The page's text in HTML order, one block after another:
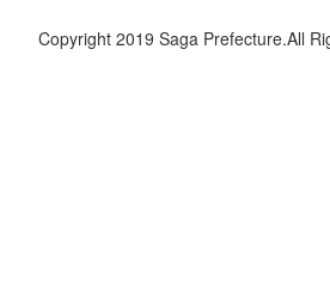
Copyright 2019 Saga Prefecture.All